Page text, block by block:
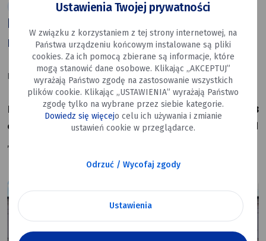
za
2025
Rada Miasta
Raport o stanie Miasta Dęblin za 2025
rok
Data utworzenia: 12.06.2026
Podczas sesji Rady Miasta Dęblin, która odbędzie się
23
czerwca 2026 r., przeprowadzona zostanie debata nad
„Raportem o stanie Miasta Dęblin za 2025 rok”.
Ustawienia Twojej prywatności
W związku z korzystaniem z tej strony internetowej, na
Państwa urządzeniu końcowym instalowane są pliki
cookies. Za ich pomocą zbierane są informacje, które
mogą stanowić dane osobowe. Klikając „AKCEPTUJ”
wyrażają Państwo zgodę na zastosowanie wszystkich
plików cookie. Klikając „USTAWIENIA” wyrażają Państwo
zgodę tylko na wybrane przez siebie kategorie.
Dowiedz się więcejo celu ich używania i zmianie
ustawień cookie w przeglądarce.
Odrzuć / Wycofaj zgody
Ustawienia